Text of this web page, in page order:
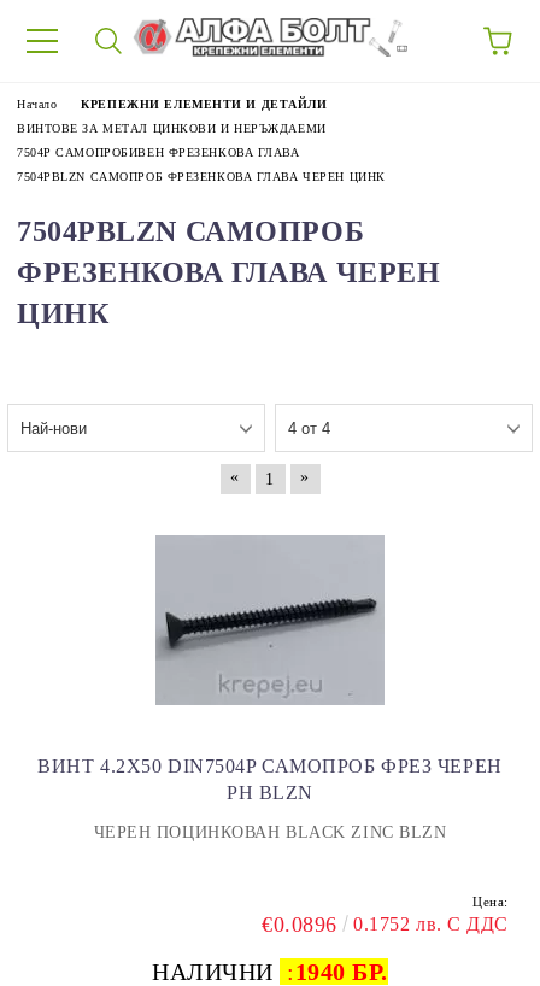
Начало
КРЕПЕЖНИ ЕЛЕМЕНТИ И ДЕТАЙЛИ
ВИНТОВЕ ЗА МЕТАЛ ЦИНКОВИ И НЕРЪЖДАЕМИ
7504P САМОПРОБИВЕН ФРЕЗЕНКОВА ГЛАВА
7504PBLZN САМОПРОБ ФРЕЗЕНКОВА ГЛАВА ЧЕРЕН ЦИНК
7504PBLZN САМОПРОБ
ФРЕЗЕНКОВА ГЛАВА ЧЕРЕН
ЦИНК
« 1 »
ВИНТ 4.2Х50 DIN7504P САМОПРОБ ФРЕЗ ЧЕРЕН
PH BLZN
ЧЕРЕН ПОЦИНКОВАН BLACK ZINC BLZN
Цена:
€0.0896 0.1752 лв. С ДДС
НАЛИЧНИ :1940 БР.